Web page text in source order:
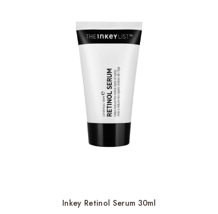
Inkey Retinol Serum 30ml